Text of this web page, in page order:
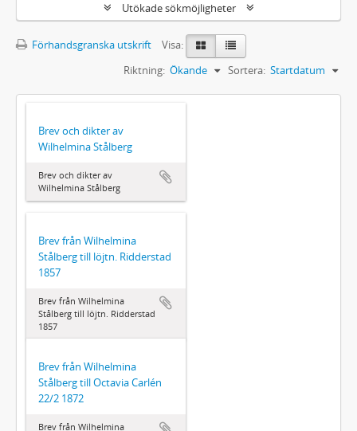
Utökade sökmöjligheter
Förhandsgranska utskrift
Visa:
Sortera: Startdatum
Riktning: Ökande
Brev och dikter av
Wilhelmina Stålberg
Brev och dikter av
Wilhelmina Stålberg
Brev från Wilhelmina
Stålberg till löjtn. Ridderstad
1857
Brev från Wilhelmina
Stålberg till löjtn. Ridderstad
1857
Brev från Wilhelmina
Stålberg till Octavia Carlén
22/2 1872
Brev från Wilhelmina